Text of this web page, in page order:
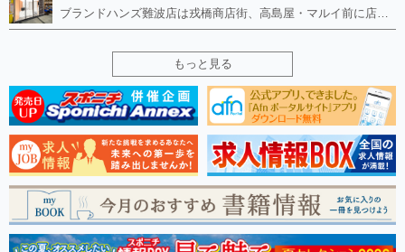
ブランドハンズ難波店は戎橋商店街、高島屋・マルイ前に店舗があります！ ボロボロのルイヴィトン、エルメス、シャネルも高価買取！！ ぼろぼろのものでもブランドハンズなら高くお買取り致します！ ブランド香水や化粧品、動かない時計、ロレックスは特に高価買取です。 貴金属や宝石、ダイヤモンドの鑑定書がないものでもしっかり見させて頂きます。 是非お気軽にお越しください。
もっと見る